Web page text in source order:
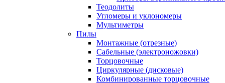
Теодолиты
Угломеры и уклономеры
Мультиметры
Пилы
Монтажные (отрезные)
Сабельные (электроножовки)
Торцовочные
Циркулярные (дисковые)
Комбинированные торцовочные